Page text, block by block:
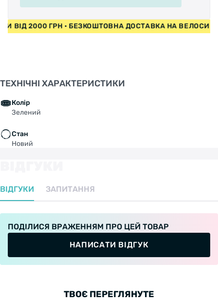
ВІД 2000 ГРН • БЕЗКОШТОВНА ДОСТАВКА НА
ТЕХНІЧНІ ХАРАКТЕРИСТИКИ
Колір
Зелений
Стан
Новий
ВІДГУКИ ЗАПИТАННЯ
ПОДІЛИСЯ ВРАЖЕННЯМ ПРО ЦЕЙ ТОВАР
НАПИСАТИ ВІДГУК
ТВОЄ ПЕРЕГЛЯНУТЕ